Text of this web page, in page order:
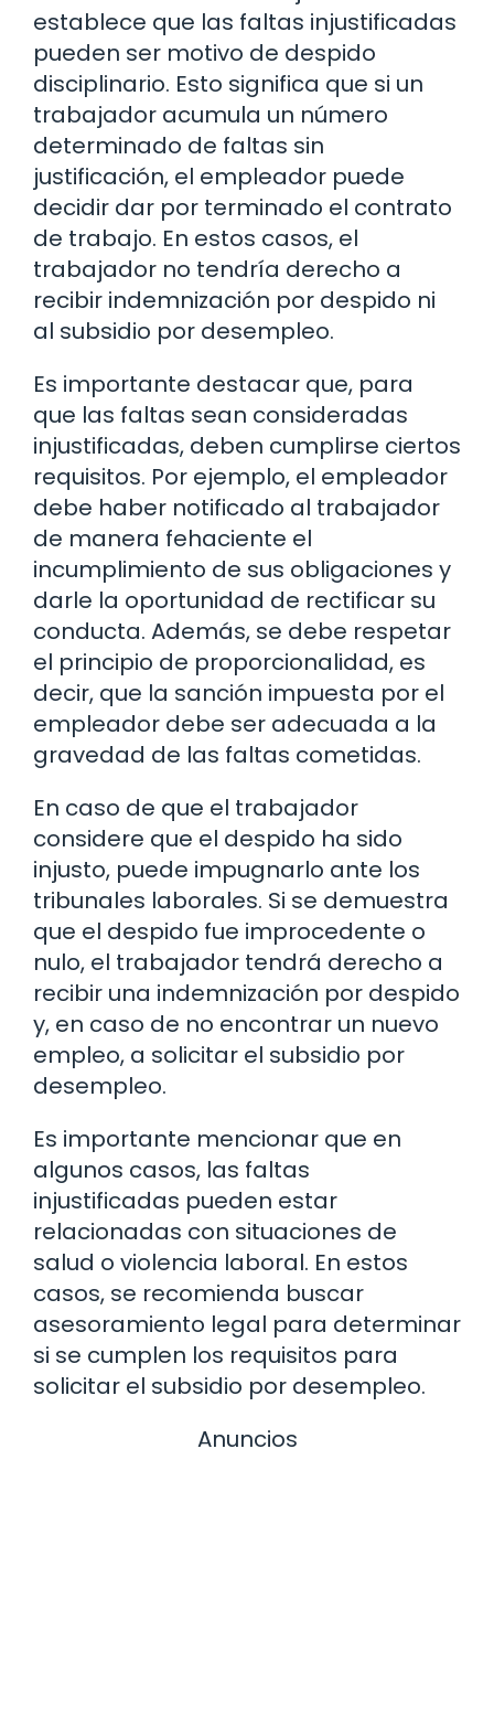
establece que las faltas injustificadas
pueden ser motivo de despido
disciplinario. Esto significa que si un
trabajador acumula un número
determinado de faltas sin
justificación, el empleador puede
decidir dar por terminado el contrato
de trabajo. En estos casos, el
trabajador no tendría derecho a
recibir indemnización por despido ni
al subsidio por desempleo.
Es importante destacar que, para
que las faltas sean consideradas
injustificadas, deben cumplirse ciertos
requisitos. Por ejemplo, el empleador
debe haber notificado al trabajador
de manera fehaciente el
incumplimiento de sus obligaciones y
darle la oportunidad de rectificar su
conducta. Además, se debe respetar
el principio de proporcionalidad, es
decir, que la sanción impuesta por el
empleador debe ser adecuada a la
gravedad de las faltas cometidas.
En caso de que el trabajador
considere que el despido ha sido
injusto, puede impugnarlo ante los
tribunales laborales. Si se demuestra
que el despido fue improcedente o
nulo, el trabajador tendrá derecho a
recibir una indemnización por despido
y, en caso de no encontrar un nuevo
empleo, a solicitar el subsidio por
desempleo.
Es importante mencionar que en
algunos casos, las faltas
injustificadas pueden estar
relacionadas con situaciones de
salud o violencia laboral. En estos
casos, se recomienda buscar
asesoramiento legal para determinar
si se cumplen los requisitos para
solicitar el subsidio por desempleo.
Anuncios